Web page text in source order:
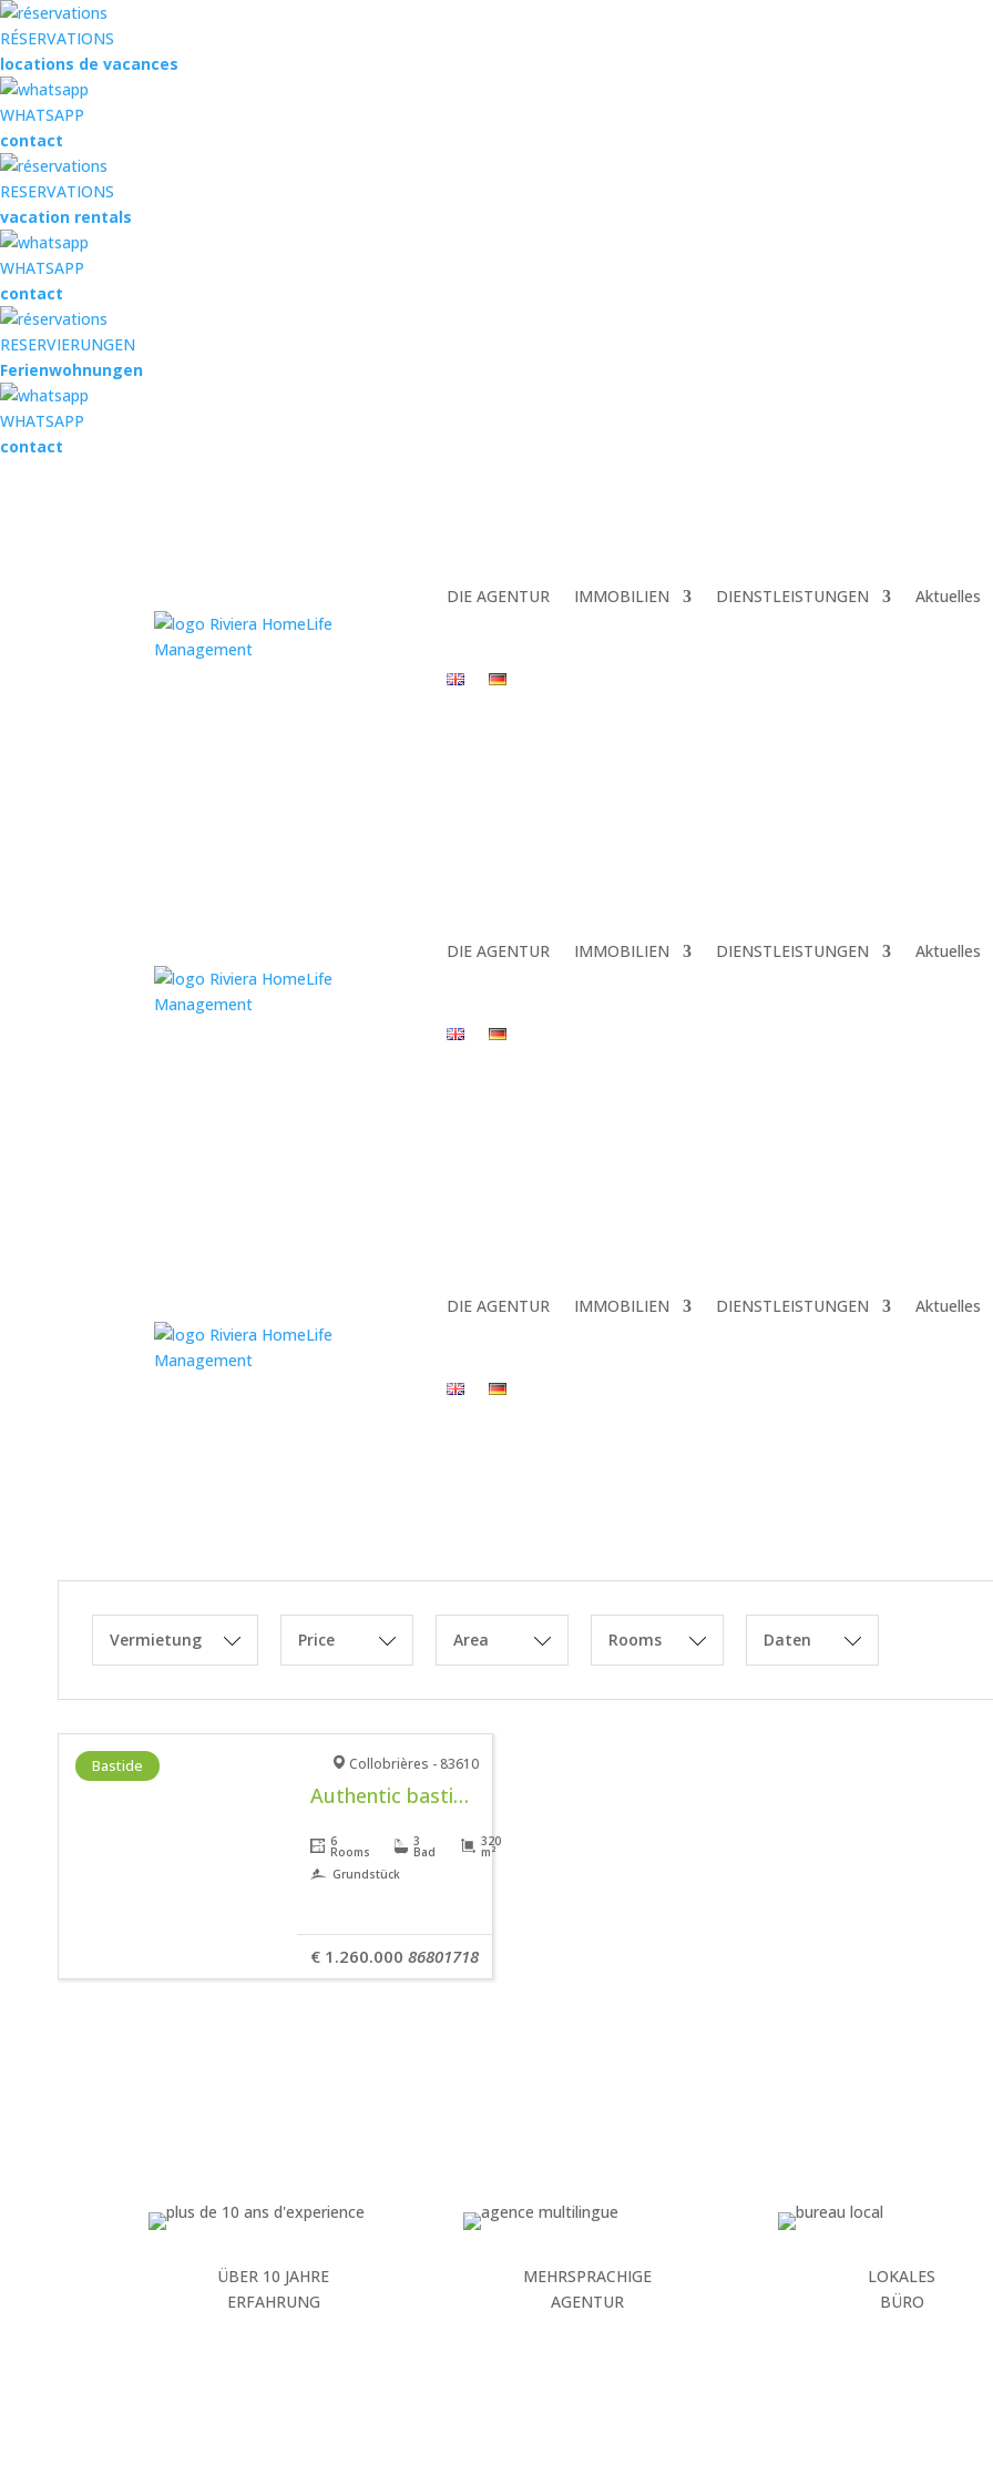
RÉSERVATIONS
locations de vacances
WHATSAPP
contact
RESERVATIONS
vacation rentals
WHATSAPP
contact
RESERVIERUNGEN
Ferienwohnungen
WHATSAPP
contact
DIE AGENTUR IMMOBILIEN DIENSTLEISTUNGEN Aktuelles
DIE AGENTUR IMMOBILIEN DIENSTLEISTUNGEN Aktuelles
DIE AGENTUR IMMOBILIEN DIENSTLEISTUNGEN Aktuelles
Vermietung Price Area Rooms Daten
Bastide Collobrières - 83610
Authentic bastide in an idyllic park
6
Rooms
3
Bad
320
m²
Grundstück
€ 1.260.000 86801718
ÜBER 10 JAHRE
ERFAHRUNG
MEHRSPRACHIGE
AGENTUR
LOKALES
BÜRO